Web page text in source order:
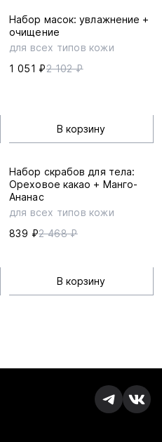
Набор масок: увлажнение +
очищение
для всех типов кожи
1 051 ₽2 102 ₽
В корзину
Набор скрабов для тела:
Ореховое какао + Манго-
Ананас
для всех типов кожи
839 ₽2 468 ₽
В корзину